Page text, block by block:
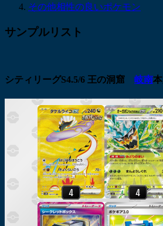
その他相性の良いポケモン
サンプルリスト
シティリーグS4.5/6 王の洞窟 岐南